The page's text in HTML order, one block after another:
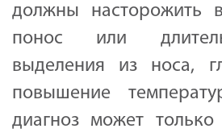
должны насторожить
понос или
выделения из носа,
повышение
диагноз может только